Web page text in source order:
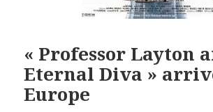
« Professor Layton
Eternal Diva »
Europe